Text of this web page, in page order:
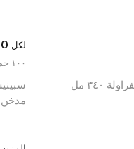
٣٤٠ مل
لكل
10.67 ١٠٠ جم
مدخن 300 جم